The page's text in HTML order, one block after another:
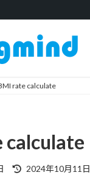
rate calculate
calculate
最
2024年10月11日